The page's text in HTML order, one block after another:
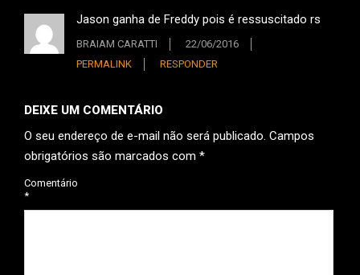
Jason ganha de Freddy pois é ressuscitado rs
BRAIAM CARATTI
22/06/2016
PERMALINK
RESPONDER
DEIXE UM COMENTÁRIO
O seu endereço de e-mail não será publicado. Campos
obrigatórios são marcados com *
Comentário
*